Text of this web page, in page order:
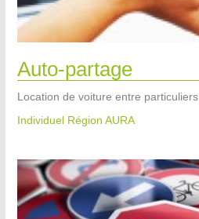
Auto-partage
Location de voiture entre particuliers
Individuel Région AURA